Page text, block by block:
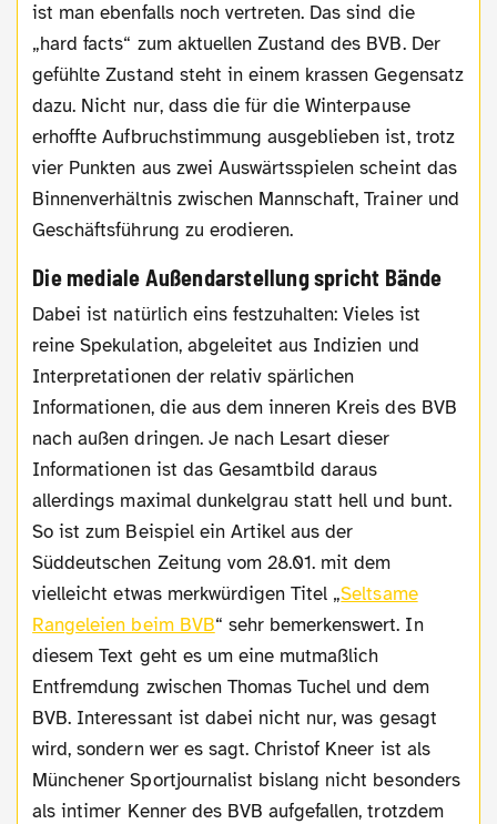
ist man ebenfalls noch vertreten. Das sind die
„hard facts“ zum aktuellen Zustand des BVB. Der
gefühlte Zustand steht in einem krassen Gegensatz
dazu. Nicht nur, dass die für die Winterpause
erhoffte Aufbruchstimmung ausgeblieben ist, trotz
vier Punkten aus zwei Auswärtsspielen scheint das
Binnenverhältnis zwischen Mannschaft, Trainer und
Geschäftsführung zu erodieren.
Die mediale Außendarstellung spricht Bände
Dabei ist natürlich eins festzuhalten: Vieles ist
reine Spekulation, abgeleitet aus Indizien und
Interpretationen der relativ spärlichen
Informationen, die aus dem inneren Kreis des BVB
nach außen dringen. Je nach Lesart dieser
Informationen ist das Gesamtbild daraus
allerdings maximal dunkelgrau statt hell und bunt.
So ist zum Beispiel ein Artikel aus der
Süddeutschen Zeitung vom 28.01. mit dem
vielleicht etwas merkwürdigen Titel „Seltsame
Rangeleien beim BVB“ sehr bemerkenswert. In
diesem Text geht es um eine mutmaßlich
Entfremdung zwischen Thomas Tuchel und dem
BVB. Interessant ist dabei nicht nur, was gesagt
wird, sondern wer es sagt. Christof Kneer ist als
Münchener Sportjournalist bislang nicht besonders
als intimer Kenner des BVB aufgefallen, trotzdem